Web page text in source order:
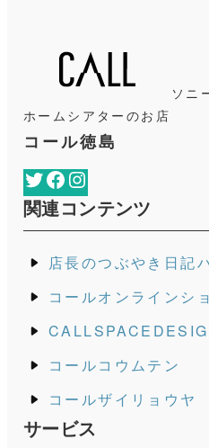
ソニ
ホームシアターのお店
コール徳島
TwitterFacebook
関連コンテンツ
店長のつぶやき日記
コールオンラインシ
コールコウムテン
コールザイリョウヤ
サービス